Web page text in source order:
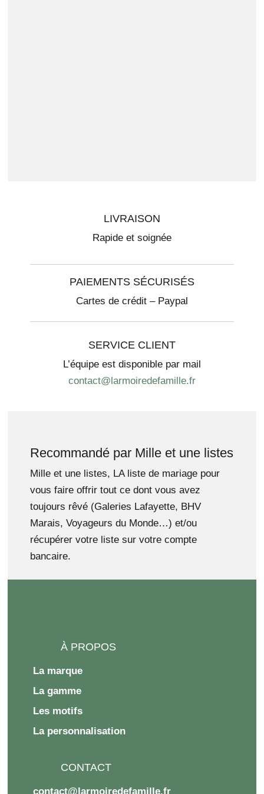
LIVRAISON
Rapide et soignée
PAIEMENTS SÉCURISÉS
Cartes de crédit – Paypal
SERVICE CLIENT
L’équipe est disponible par mail
contact@larmoiredefamille.fr
Recommandé par Mille et une listes
Mille et une listes, LA liste de mariage pour
vous faire offrir tout ce dont vous avez
toujours rêvé (Galeries Lafayette, BHV
Marais, Voyageurs du Monde…) et/ou
récupérer votre liste sur votre compte
bancaire.
À PROPOS
La marque
La gamme
Les motifs
La personnalisation
CONTACT
contact@larmoiredefamille.fr